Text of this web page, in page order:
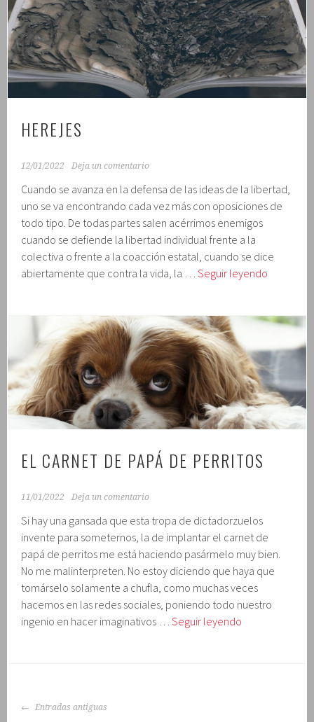
negociación
colectiva
HEREJES
12/01/2022 Deja un comentario
Cuando se avanza en la defensa de las ideas de la libertad,
uno se va encontrando cada vez más con oposiciones de
todo tipo. De todas partes salen acérrimos enemigos
cuando se defiende la libertad individual frente a la
colectiva o frente a la coacción estatal, cuando se dice
abiertamente que contra la vida, la …Seguir leyendo
EL CARNET DE PAPÁ DE PERRITOS
11/01/2022 Deja un comentario
Si hay una gansada que esta tropa de dictadorzuelos
invente para someternos, la de implantar el carnet de
papá de perritos me está haciendo pasármelo muy bien.
No me malinterpreten. No estoy diciendo que haya que
tomárselo solamente a chufla, como muchas veces
hacemos en las redes sociales, poniendo todo nuestro
ingenio en hacer imaginativos …Seguir leyendo
IREntradas antiguas